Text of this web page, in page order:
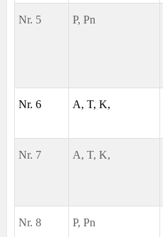
Nr. 5 P, Pn
Nr. 6 A, T, K,
Nr. 7 A, T, K,
Nr. 8 P, Pn